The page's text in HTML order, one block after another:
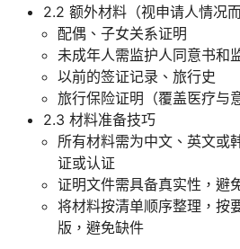
2.2 额外材料（视申请人情况而
配偶、子女关系证明
未成年人需监护人同意书和
以前的签证记录、旅行史
旅行保险证明（覆盖医疗与
2.3 材料准备技巧
所有材料需为中文、英文或
证或认证
证明文件需具备真实性，避
将材料按清单顺序整理，按
版，避免缺件